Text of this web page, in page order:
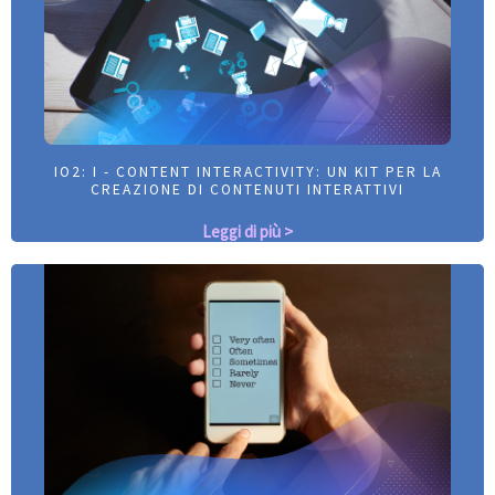
IO2: I - CONTENT INTERACTIVITY: UN KIT PER LA
CREAZIONE DI CONTENUTI INTERATTIVI
Leggi di più >
IO2: I - CONTENT INTERACTIVITY: UN KIT PER LA
CREAZIONE DI CONTENUTI INTERATTIVI
Leggi di più >